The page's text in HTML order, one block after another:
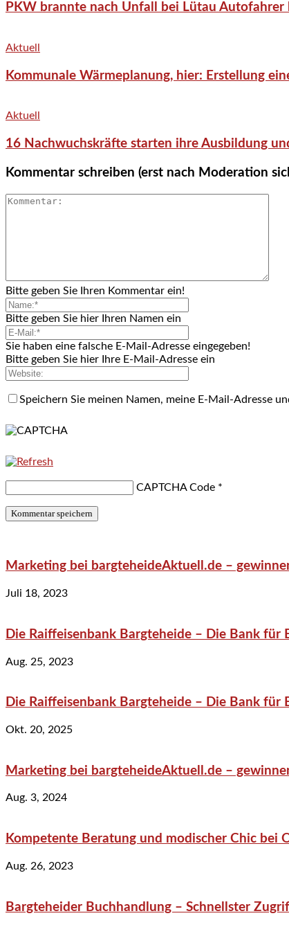
PKW brannte nach Unfall bei Lütau
Aktuell
Kommunale Wärmeplanung, hier: Erstellung
Aktuell
16 Nachwuchskräfte starten ihre Ausbildung
Kommentar schreiben (erst nach Moderation
Bitte geben Sie Ihren Kommentar ein!
Bitte geben Sie hier Ihren Namen ein
Sie haben eine falsche E-Mail-Adresse eingegeben!
Bitte geben Sie hier Ihre E-Mail-Adresse ein
Speichern Sie meinen Namen, meine E-Mail-Adresse
CAPTCHA Code *
Marketing bei bargteheideAktuell.de –
Juli 18, 2023
Die Raiffeisenbank Bargteheide – Die Bank für
Aug. 25, 2023
Die Raiffeisenbank Bargteheide – Die Bank für
Okt. 20, 2025
Marketing bei bargteheideAktuell.de –
Aug. 3, 2024
Kompetente Beratung und modischer Chic bei
Aug. 26, 2023
Bargteheider Buchhandlung – Schnellster